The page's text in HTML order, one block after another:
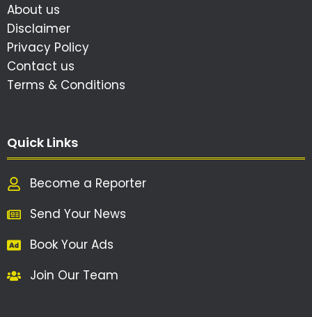
About us
Disclaimer
Privacy Policy
Contact us
Terms & Conditions
Quick Links
Become a Reporter
Send Your News
Book Your Ads
Join Our Team